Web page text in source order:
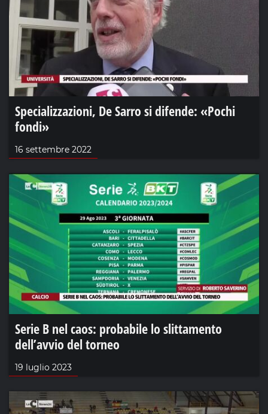
Specializzazioni, De Sarro si difende: «Pochi
fondi»
16 settembre 2022
Serie B nel caos: probabile lo slittamento
dell’avvio del torneo
19 luglio 2023